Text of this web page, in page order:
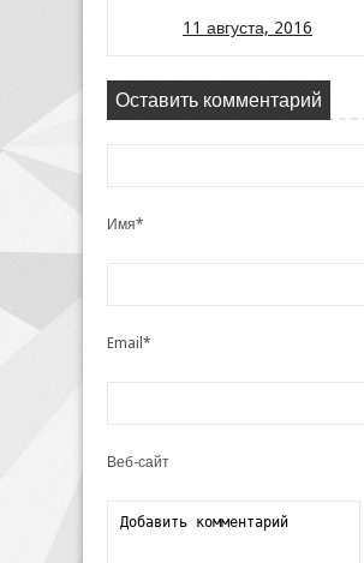
11 августа, 2016
Оставить комментарий
Имя*
Email*
Веб-сайт